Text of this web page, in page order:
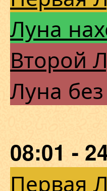
Луна
Второй
Луна
08:01 -
Первая